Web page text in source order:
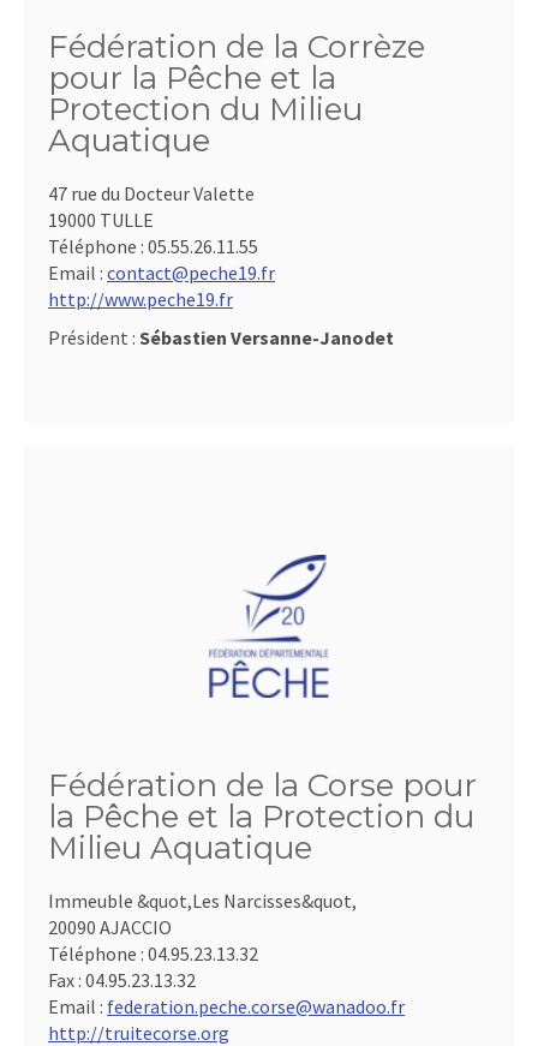
Fédération de la Corrèze
pour la Pêche et la
Protection du Milieu
Aquatique
47 rue du Docteur Valette
19000 TULLE
Téléphone : 05.55.26.11.55
Email : contact@peche19.fr
http://www.peche19.fr
Président : Sébastien Versanne-Janodet
Fédération de la Corse pour
la Pêche et la Protection du
Milieu Aquatique
Immeuble &quot,Les Narcisses&quot,
20090 AJACCIO
Téléphone : 04.95.23.13.32
Fax : 04.95.23.13.32
Email : federation.peche.corse@wanadoo.fr
http://truitecorse.org